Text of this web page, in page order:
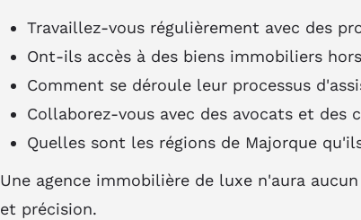
Travaillez-vous régulièrement avec des
Ont-ils accès à des biens immobiliers
Comment se déroule leur processus
Collaborez-vous avec des avocats et des
Quelles sont les régions de Majorque
Une agence immobilière de luxe n'aura
et précision.